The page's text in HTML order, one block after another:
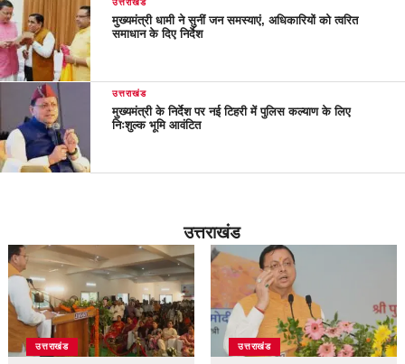
उत्तराखंड
मुख्यमंत्री धामी ने सुनीं जन समस्याएं, अधिकारियों को त्वरित
समाधान के दिए निर्देश
उत्तराखंड
मुख्यमंत्री के निर्देश पर नई टिहरी में पुलिस कल्याण के लिए
निःशुल्क भूमि आवंटित
उत्तराखंड
उत्तराखंड उत्तराखंड